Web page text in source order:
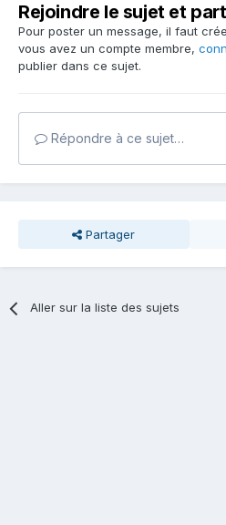
Rejoindre le sujet et
Pour poster un message, il faut
vous avez un compte membre,
publier dans ce sujet.
Répondre à ce sujet…
Partager
Aller sur la liste des sujets